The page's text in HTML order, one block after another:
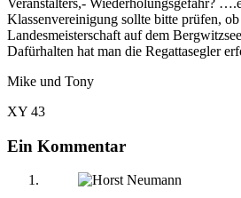
Klassenvereinigung sollte bitte prüfen,
Landesmeisterschaft auf dem
Dafürhalten hat man die Regattasegler
Mike und Tony
XY 43
Ein Kommentar